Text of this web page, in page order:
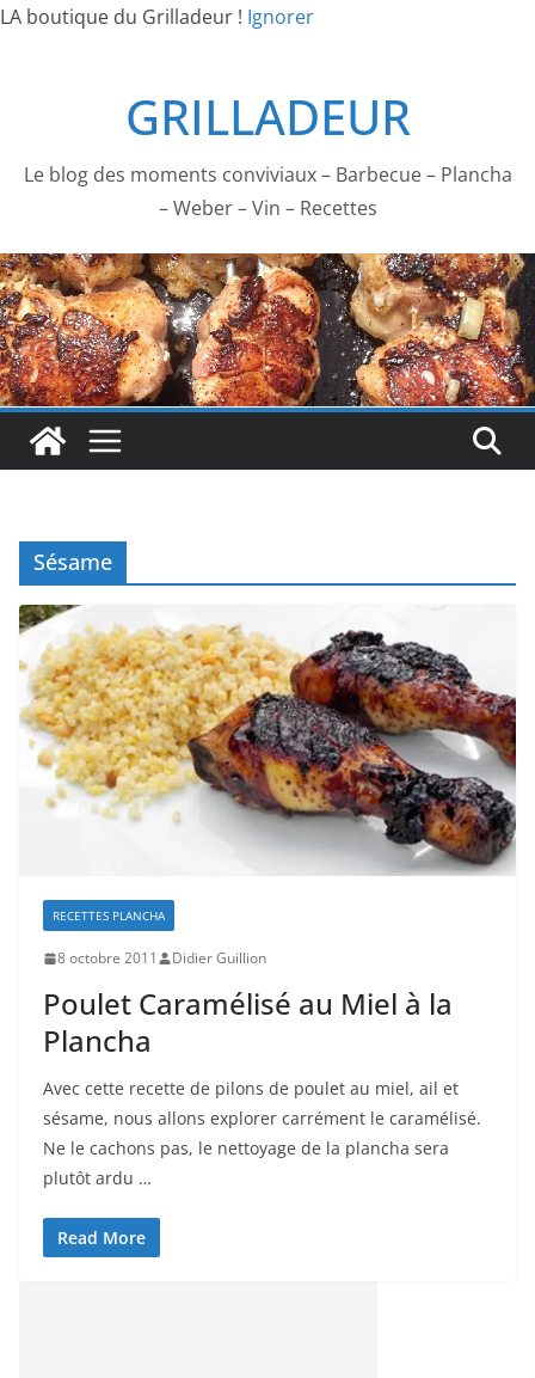
LA boutique du Grilladeur ! Ignorer
GRILLADEUR
Le blog des moments conviviaux – Barbecue – Plancha
– Weber – Vin – Recettes
Sésame
RECETTES PLANCHA
8 octobre 2011 Didier Guillion
Poulet Caramélisé au Miel à la
Plancha
Avec cette recette de pilons de poulet au miel, ail et
sésame, nous allons explorer carrément le caramélisé.
Ne le cachons pas, le nettoyage de la plancha sera
plutôt ardu …
Read More